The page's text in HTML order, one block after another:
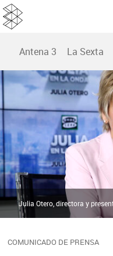
Antena 3 La Sexta
COMUNICADO DE PRENSA